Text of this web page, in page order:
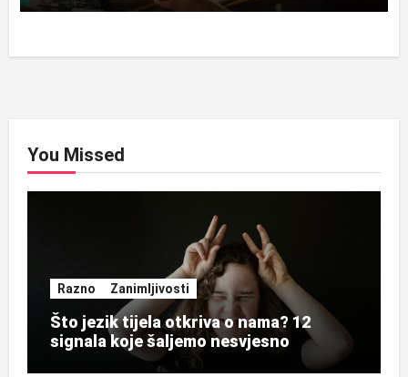
You Missed
Razno Zanimljivosti
Što jezik tijela otkriva o nama? 12
signala koje šaljemo nesvjesno